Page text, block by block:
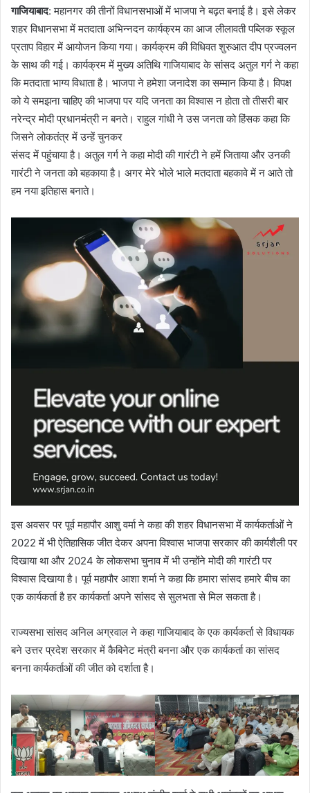
गाजियाबाद: महानगर की तीनों विधानसभाओं में भाजपा ने बढ़त बनाई है। इसे लेकर
शहर विधानसभा में मतदाता अभिन्नदन कार्यक्रम का आज लीलावती पब्लिक स्कूल
प्रताप विहार में आयोजन किया गया। कार्यक्रम की विधिवत शुरुआत दीप प्रज्वलन
के साथ की गई। कार्यक्रम में मुख्य अतिथि गाजियाबाद के सांसद अतुल गर्ग ने कहा
कि मतदाता भाग्य विधाता है। भाजपा ने हमेशा जनादेश का सम्मान किया है। विपक्ष
को ये समझना चाहिए की भाजपा पर यदि जनता का विश्वास न होता तो तीसरी बार
नरेन्द्र मोदी प्रधानमंत्री न बनते। राहुल गांधी ने उस जनता को हिंसक कहा कि
जिसने लोकतंत्र में उन्हें चुनकर
संसद में पहुंचाया है। अतुल गर्ग ने कहा मोदी की गारंटी ने हमें जिताया और उनकी
गारंटी ने जनता को बहकाया है। अगर मेरे भोले भाले मतदाता बहकावे में न आते तो
हम नया इतिहास बनाते।
इस अवसर पर पूर्व महापौर आशु वर्मा ने कहा की शहर विधानसभा में कार्यकर्ताओं ने
2022 में भी ऐतिहासिक जीत देकर अपना विश्वास भाजपा सरकार की कार्यशैली पर
दिखाया था और 2024 के लोकसभा चुनाव में भी उन्होंने मोदी की गारंटी पर
विश्वास दिखाया है। पूर्व महापौर आशा शर्मा ने कहा कि हमारा सांसद हमारे बीच का
एक कार्यकर्ता है हर कार्यकर्ता अपने सांसद से सुलभता से मिल सकता है।
राज्यसभा सांसद अनिल अग्रवाल ने कहा गाजियाबाद के एक कार्यकर्ता से विधायक
बने उत्तर प्रदेश सरकार में कैबिनेट मंत्री बनना और एक कार्यकर्ता का सांसद
बनना कार्यकर्ताओं की जीत को दर्शाता है।